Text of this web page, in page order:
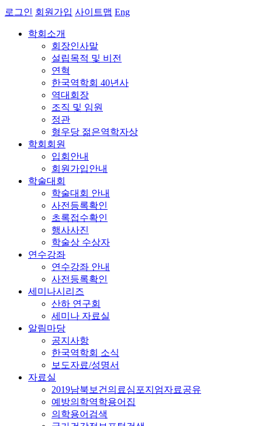
로그인 회원가입 사이트맵 Eng
학회소개
회장인사말
설립목적 및 비전
연혁
한국역학회 40년사
역대회장
조직 및 임원
정관
형우당 젊은역학자상
학회회원
입회안내
회원가입안내
학술대회
학술대회 안내
사전등록확인
초록접수확인
행사사진
학술상 수상자
연수강좌
연수강좌 안내
사전등록확인
세미나시리즈
산하 연구회
세미나 자료실
알림마당
공지사항
한국역학회 소식
보도자료/성명서
자료실
2019남북보건의료심포지엄자료공유
예방의학역학용어집
의학용어검색